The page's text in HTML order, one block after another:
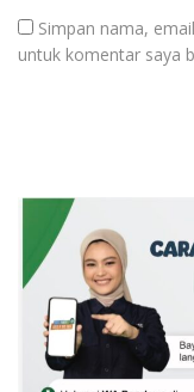
Simpan nama,
untuk komentar saya